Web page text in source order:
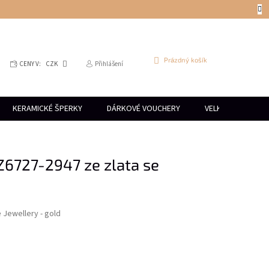
CENY V: CZK Přihlášení
NÁKUPNÍ
Prázdný košík
KERAMICKÉ ŠPERKY DÁRKOVÉ VOUCHERY VELKOOBCHOD
2947 ze zlata se
Jewellery - gold